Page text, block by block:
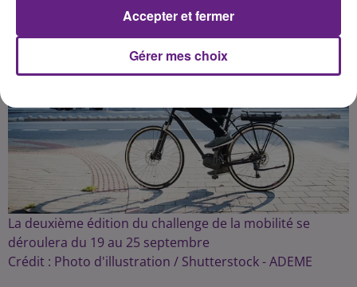
La deuxième édition du challenge de la mobilité se
déroulera du 19 au 25 septembre
Crédit : Photo d'illustration / Shutterstock - ADEME
Gérer mes choix
Accepter et fermer